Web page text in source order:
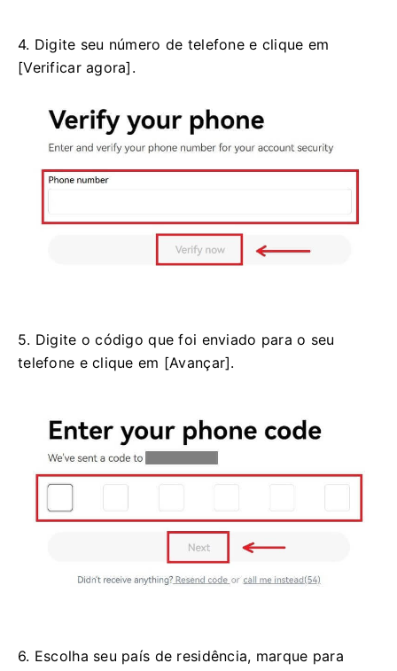
4. Digite seu número de telefone e clique em
[Verificar agora].
5. Digite o código que foi enviado para o seu
telefone e clique em [Avançar].
6. Escolha seu país de residência, marque para